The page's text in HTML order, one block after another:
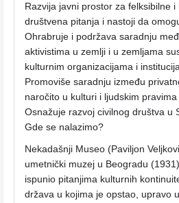
Razvija javni prostor za felksibilne
društvena pitanja i nastoji da
Ohrabruje i podržava saradnju
aktivistima u zemlji i u zemljama
kulturnim organizacijama i
Promoviše saradnju između
naročito u kulturi i ljudskim pravima
Osnažuje razvoj civilnog društva u
Gde se nalazimo?
Nekadašnji Museo (Paviljon
umetnički muzej u Beogradu
ispunio pitanjima kulturnih
država u kojima je opstao, upravo